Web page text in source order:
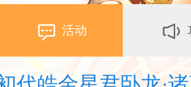
活动